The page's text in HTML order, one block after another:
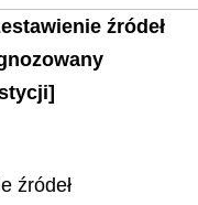
źródeł
źródeł